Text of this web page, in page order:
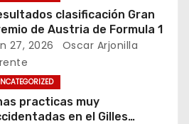
clasificación Gran
de Austria de Formula 1
27, 2026
Oscar Arjonilla
practicas muy
en el Gilles